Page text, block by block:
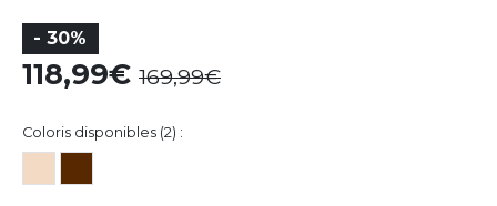
- 30%
118,99 169,99
Coloris disponibles (2) :